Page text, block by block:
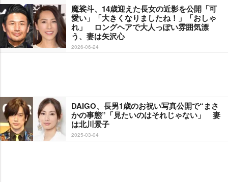
魔裟斗、14歳迎えた長女の近影を公開「可
愛い」「大きくなりましたね！」「おしゃ
れ」 ロングヘアで大人っぽい雰囲気漂
う、妻は矢沢心
2026-06-24
DAIGO、長男1歳のお祝い写真公開で“まさ
かの事態”「見たいのはそれじゃない」 妻
は北川景子
2025-03-04